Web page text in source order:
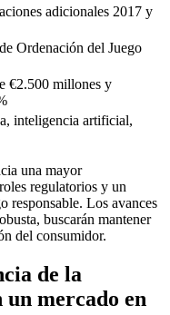
adicionales 2017 y
Ordenación del Juego
€2.500 millones y
inteligencia artificial,
una mayor
regulatorios y un
responsable. Los avances
buscarán mantener
del consumidor.
de la
mercado en